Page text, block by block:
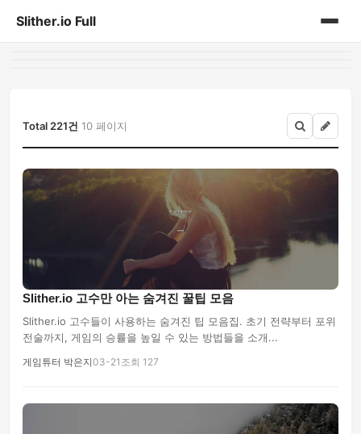
Slither.io Full
Total 221건 10 페이지
Slither.io 고수만 아는 숨겨진 꿀팁 모음
Slither.io 고수들이 사용하는 숨겨진 팁 모음집. 초기 전략부터 포위
전술까지, 게임의 승률을 높일 수 있는 방법들을 소개...
게임튜터 박은지03-21 조회 127